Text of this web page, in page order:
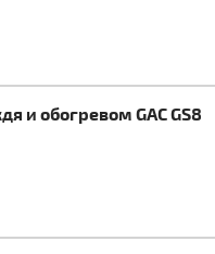
и обогревом GAC GS8